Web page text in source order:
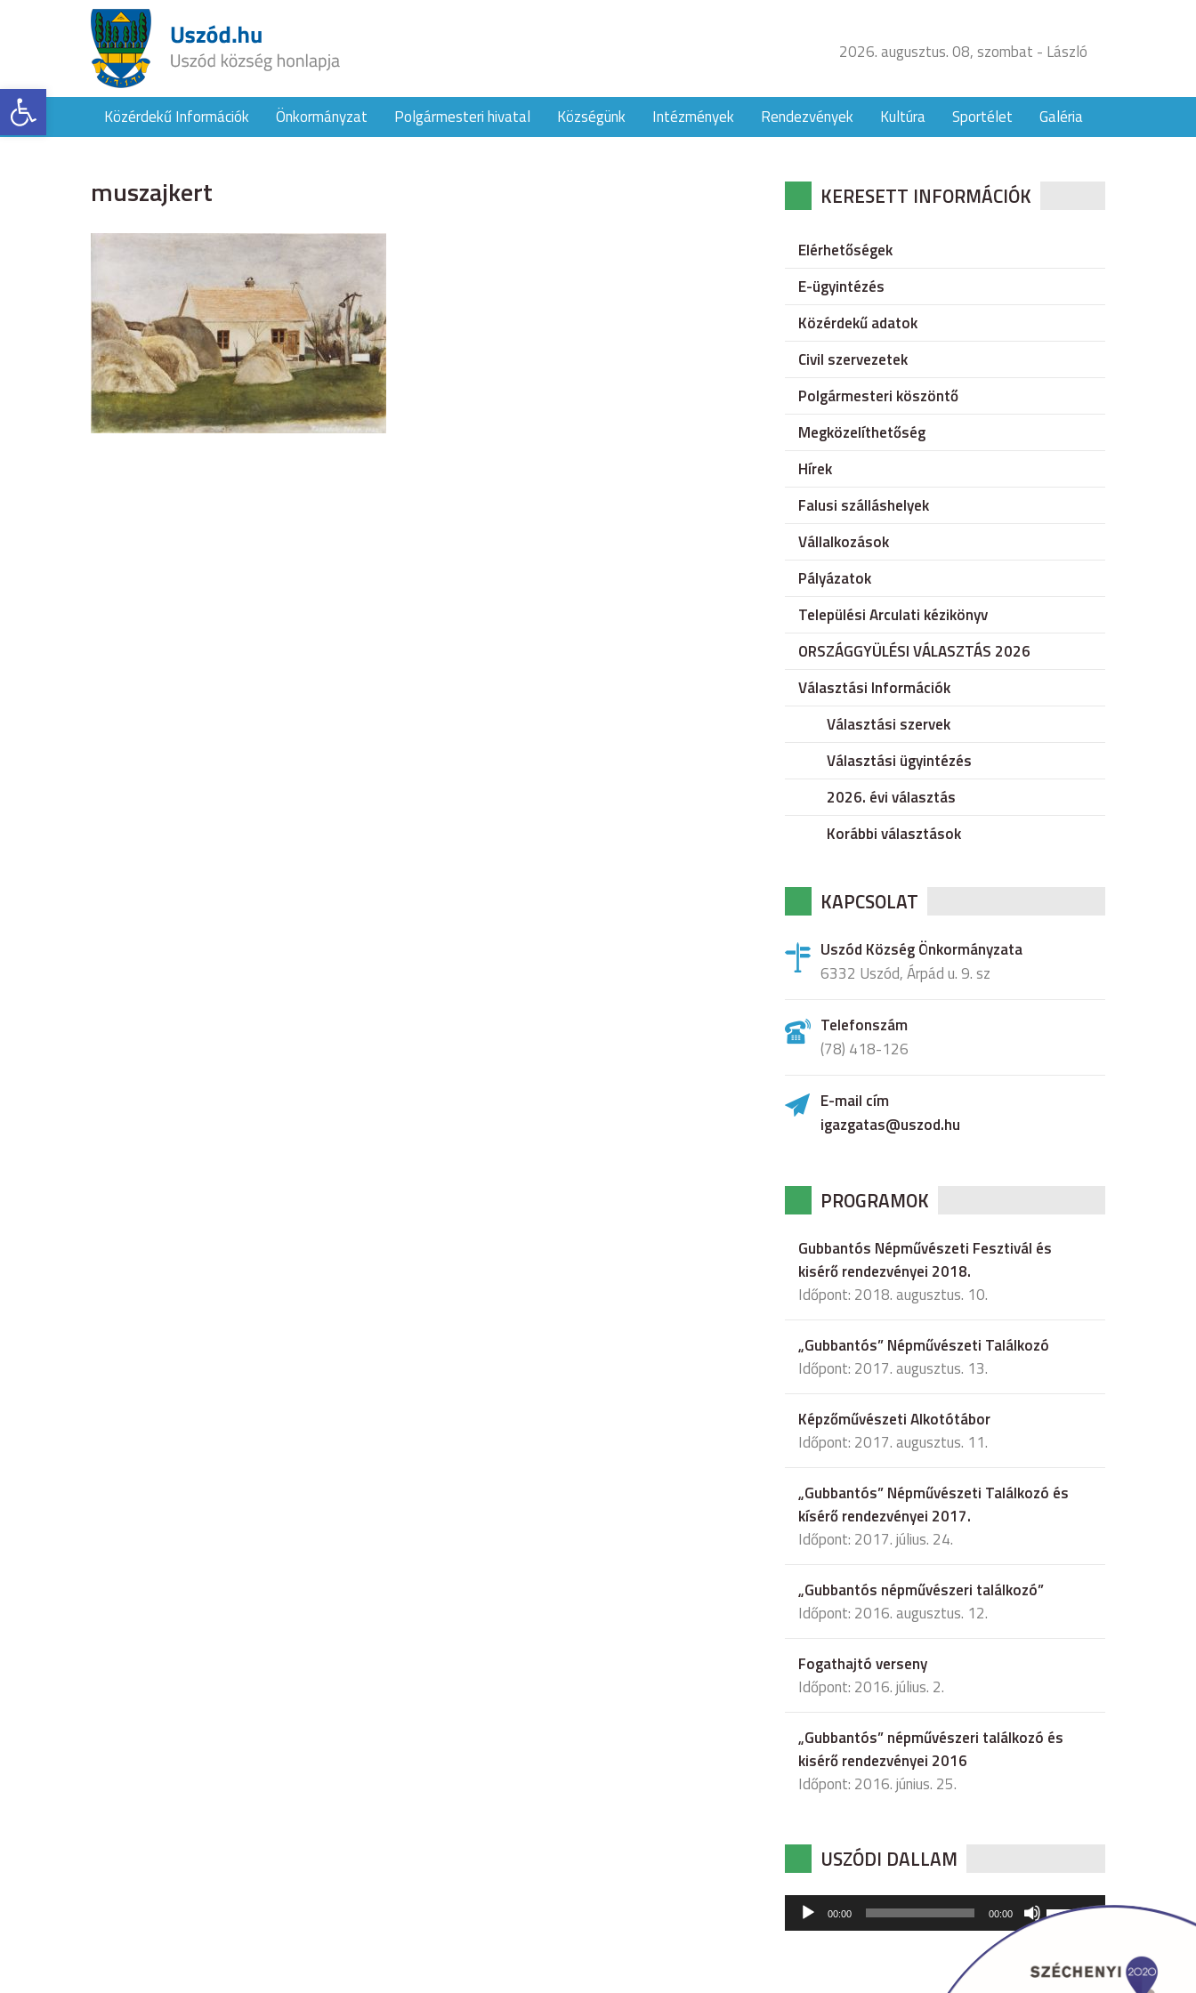
Eszköztár megnyitása
2026. augusztus. 08, szombat - László
Közérdekű Információk Önkormányzat Polgármesteri hivatal Községünk Intézmények Rendezvények Kultúra Sportélet Galéria
muszajkert KERESETT INFORMÁCIÓK
Elérhetőségek
E-ügyintézés
Közérdekű adatok
Civil szervezetek
Polgármesteri köszöntő
Megközelíthetőség
Hírek
Falusi szálláshelyek
Vállalkozások
Pályázatok
Települési Arculati kézikönyv
ORSZÁGGYÜLÉSI VÁLASZTÁS 2026
Választási Információk
Választási szervek
Választási ügyintézés
2026. évi választás
Korábbi választások
KAPCSOLAT
Uszód Község Önkormányzata
6332 Uszód, Árpád u. 9. sz
Telefonszám
(78) 418-126
E-mail cím
igazgatas@uszod.hu
PROGRAMOK
Gubbantós Népművészeti Fesztivál és
kisérő rendezvényei 2018.
Időpont: 2018. augusztus. 10.
„Gubbantós” Népművészeti Találkozó
Időpont: 2017. augusztus. 13.
Képzőművészeti Alkotótábor
Időpont: 2017. augusztus. 11.
„Gubbantós” Népművészeti Találkozó és
kísérő rendezvényei 2017.
Időpont: 2017. július. 24.
„Gubbantós népművészeri találkozó”
Időpont: 2016. augusztus. 12.
Fogathajtó verseny
Időpont: 2016. július. 2.
„Gubbantós” népművészeri találkozó és
kisérő rendezvényei 2016
Időpont: 2016. június. 25.
USZÓDI DALLAM
Audió
lejátszó
00:00 00:00
hangerő
csökkentéséhez